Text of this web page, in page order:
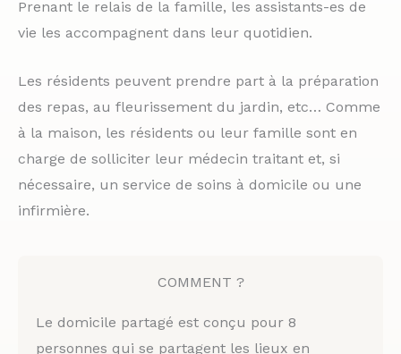
Prenant le relais de la famille, les assistants-es de
vie les accompagnent dans leur quotidien.
Les résidents peuvent prendre part à la préparation
des repas, au fleurissement du jardin, etc… Comme
à la maison, les résidents ou leur famille sont en
charge de solliciter leur médecin traitant et, si
nécessaire, un service de soins à domicile ou une
infirmière.
COMMENT ?
Le domicile partagé est conçu pour 8
personnes qui se partagent les lieux en